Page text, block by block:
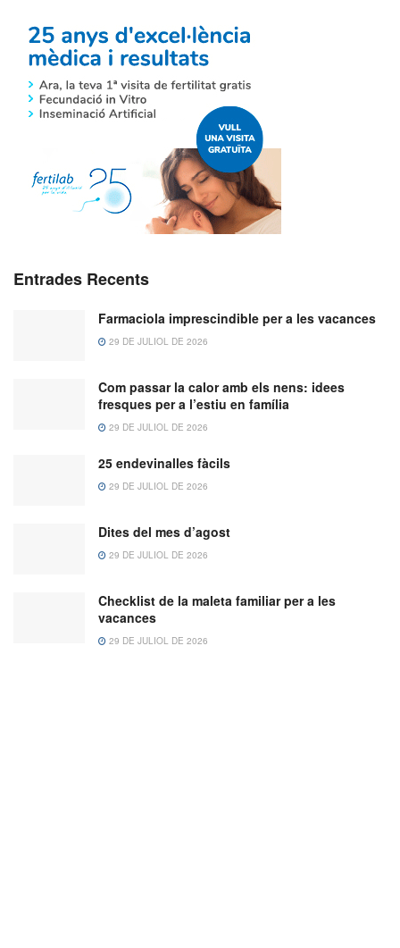
Entrades Recents
Farmaciola imprescindible per a les vacances
29 DE JULIOL DE 2026
Com passar la calor amb els nens: idees
fresques per a l’estiu en família
29 DE JULIOL DE 2026
25 endevinalles fàcils
29 DE JULIOL DE 2026
Dites del mes d’agost
29 DE JULIOL DE 2026
Checklist de la maleta familiar per a les
vacances
29 DE JULIOL DE 2026